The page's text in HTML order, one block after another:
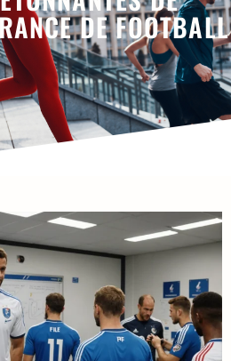
DE FOOTBALL